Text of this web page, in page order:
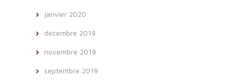
janvier 2020
décembre 2019
novembre 2019
septembre 2019